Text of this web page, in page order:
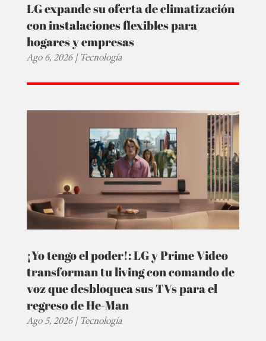
LG expande su oferta de climatización
con instalaciones flexibles para
hogares y empresas
Ago 6, 2026|Tecnología
¡Yo tengo el poder!: LG y Prime Video
transforman tu living con comando de
voz que desbloquea sus TVs para el
regreso de He-Man
Ago 5, 2026|Tecnología